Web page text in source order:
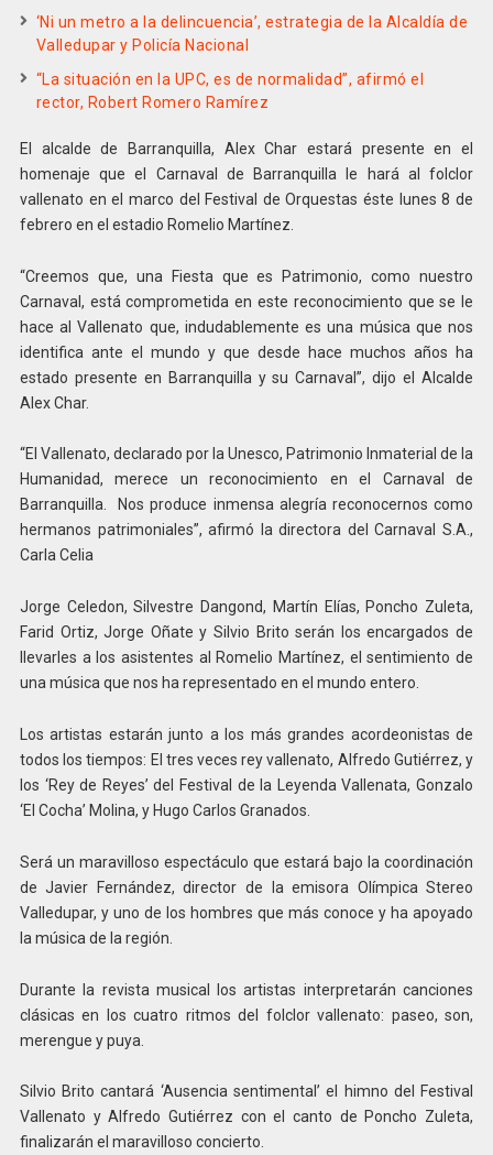
‘Ni un metro a la delincuencia’, estrategia de la Alcaldía de
Valledupar y Policía Nacional
“La situación en la UPC, es de normalidad”, afirmó el
rector, Robert Romero Ramírez
El alcalde de Barranquilla, Alex Char estará presente en el
homenaje que el Carnaval de Barranquilla le hará al folclor
vallenato en el marco del Festival de Orquestas éste lunes 8 de
febrero en el estadio Romelio Martínez.
“Creemos que, una Fiesta que es Patrimonio, como nuestro
Carnaval, está comprometida en este reconocimiento que se le
hace al Vallenato que, indudablemente es una música que nos
identifica ante el mundo y que desde hace muchos años ha
estado presente en Barranquilla y su Carnaval”, dijo el Alcalde
Alex Char.
“El Vallenato, declarado por la Unesco, Patrimonio Inmaterial de la
Humanidad, merece un reconocimiento en el Carnaval de
Barranquilla. Nos produce inmensa alegría reconocernos como
hermanos patrimoniales”, afirmó la directora del Carnaval S.A.,
Carla Celia
Jorge Celedon, Silvestre Dangond, Martín Elías, Poncho Zuleta,
Farid Ortiz, Jorge Oñate y Silvio Brito serán los encargados de
llevarles a los asistentes al Romelio Martínez, el sentimiento de
una música que nos ha representado en el mundo entero.
Los artistas estarán junto a los más grandes acordeonistas de
todos los tiempos: El tres veces rey vallenato, Alfredo Gutiérrez, y
los ‘Rey de Reyes’ del Festival de la Leyenda Vallenata, Gonzalo
‘El Cocha’ Molina, y Hugo Carlos Granados.
Será un maravilloso espectáculo que estará bajo la coordinación
de Javier Fernández, director de la emisora Olímpica Stereo
Valledupar, y uno de los hombres que más conoce y ha apoyado
la música de la región.
Durante la revista musical los artistas interpretarán canciones
clásicas en los cuatro ritmos del folclor vallenato: paseo, son,
merengue y puya.
Silvio Brito cantará ‘Ausencia sentimental’ el himno del Festival
Vallenato y Alfredo Gutiérrez con el canto de Poncho Zuleta,
finalizarán el maravilloso concierto.